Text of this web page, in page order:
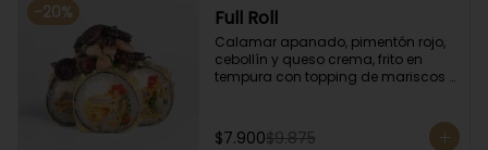
-20% Full Roll
Calamar apanado, pimentón rojo,
cebollín y queso crema, frito en
tempura con topping de mariscos
$7.900$9.875